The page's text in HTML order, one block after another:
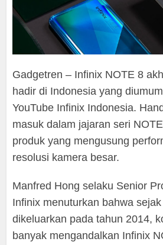
Gadgetren – Infinix NOTE 8
hadir di Indonesia yang
YouTube Infinix Indonesia.
masuk dalam jajaran seri
produk yang mengusung
resolusi kamera besar.
Manfred Hong selaku Senior
Infinix menuturkan bahwa
dikeluarkan pada tahun 2014,
banyak mengandalkan Infinix